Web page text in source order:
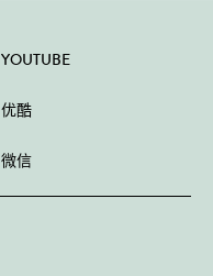
YOUTUBE
优酷
微信